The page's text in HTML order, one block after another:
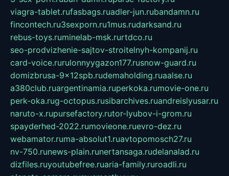
viagra-tablet.rufasbags.ruadler-jun.rubandamn.ru
fincontech.ru3sexporn.ru1mus.rudarksand.ru
rebus-toys.ruminelab-msk.rurtdco.ru
seo-prodvizhenie-sajtov-stroitelnyh-kompanij.ru
card-voice.rurulonnyygazon177.rusnow-guard.ru
domizbrusa-9x12spb.rudemaholding.ruaalse.ru
a380club.ruargentinamia.ruperkoka.rumovie-one.ru
perk-oka.rug-octopus.rusibarchives.ruandreislyusar.ru
naruto-x.rupursefactory.rutor-lyubov-i-grom.ru
spayderhed-2022.rumovieone.ruevro-dez.ru
webamator.ruma-absolut1.ruavtopomosch27.ru
nv-750.runews-plain.runertansaga.rudelanalad.ru
dizfiles.ruyoutubefree.ruaria-family.ruroadli.ru